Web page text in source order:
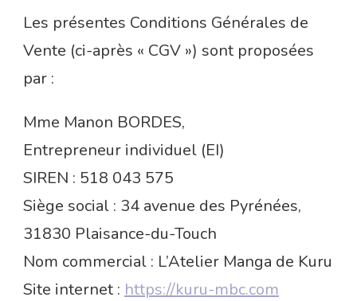
Les présentes Conditions Générales de
Vente (ci-après « CGV ») sont proposées
par :
Mme Manon BORDES,
Entrepreneur individuel (EI)
SIREN : 518 043 575
Siège social : 34 avenue des Pyrénées,
31830 Plaisance-du-Touch
Nom commercial : L’Atelier Manga de Kuru
Site internet : https://kuru-mbc.com